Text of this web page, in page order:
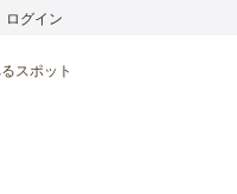
ログイン
スポット